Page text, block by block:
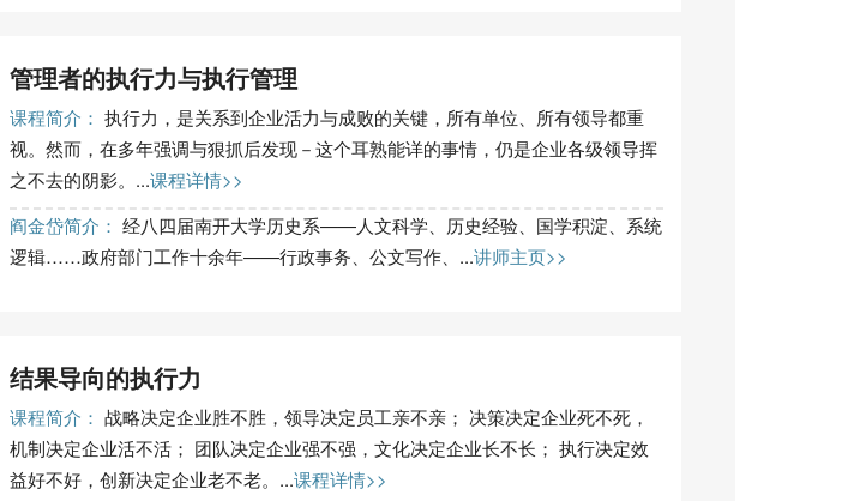
管理者的执行力与执行管理
课程简介： 执行力，是关系到企业活力与成败的关键，所有单位、所有领导都重
视。然而，在多年强调与狠抓后发现－这个耳熟能详的事情，仍是企业各级领导挥
之不去的阴影。...课程详情>>
阎金岱简介： 经八四届南开大学历史系——人文科学、历史经验、国学积淀、系统
逻辑……政府部门工作十余年——行政事务、公文写作、...讲师主页>>
结果导向的执行力
课程简介： 战略决定企业胜不胜，领导决定员工亲不亲； 决策决定企业死不死，
机制决定企业活不活； 团队决定企业强不强，文化决定企业长不长； 执行决定效
益好不好，创新决定企业老不老。...课程详情>>